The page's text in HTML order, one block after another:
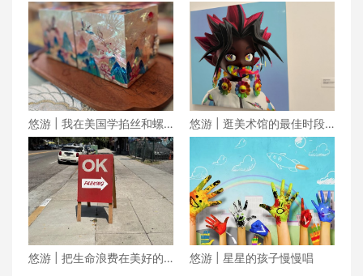
悠游 | 我在美国学掐丝和螺
钿
悠游 | 逛美术馆的最佳时段
在傍晚
悠游 | 把生命浪费在美好的
悠游 | 星星的孩子慢慢唱